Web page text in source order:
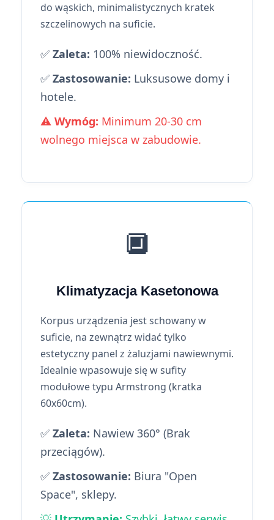
do wąskich, minimalistycznych kratek
szczelinowych na suficie.
✅ Zaleta: 100% niewidoczność.
✅ Zastosowanie: Luksusowe domy i
hotele.
⚠️ Wymóg: Minimum 20-30 cm
wolnego miejsca w zabudowie.
🔲
Klimatyzacja Kasetonowa
Korpus urządzenia jest schowany w
suficie, na zewnątrz widać tylko
estetyczny panel z żaluzjami nawiewnymi.
Idealnie wpasowuje się w sufity
modułowe typu Armstrong (kratka
60x60cm).
✅ Zaleta: Nawiew 360° (Brak
przeciągów).
✅ Zastosowanie: Biura "Open
Space", sklepy.